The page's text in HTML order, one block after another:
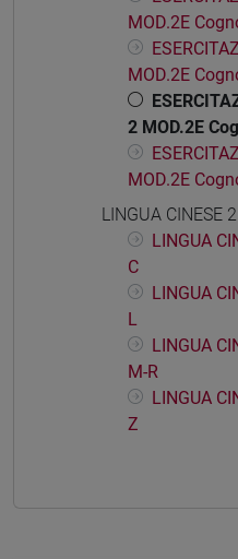
MOD.2E
MOD.2E
2 MOD.2E
MOD.2E
LINGUA CINESE
LINGUA
C
LINGUA
L
LINGUA
M-R
LINGUA
Z